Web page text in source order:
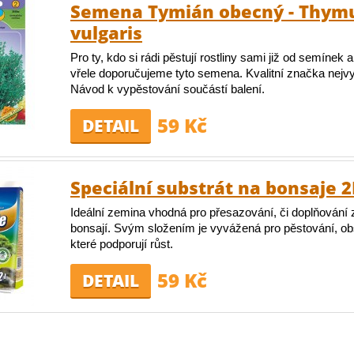
Semena Tymián obecný -
vulgaris
Pro ty, kdo si rádi pěstují rostliny sami již od semínek
vřele doporučujeme tyto semena. Kvalitní značka
Návod k vypěstování součástí balení.
DETAIL 59 Kč
Speciální substrát na bonsaje
Ideální zemina vhodná pro přesazování, či doplňování
bonsají. Svým složením je vyvážená pro pěstování,
které podporují růst.
DETAIL 59 Kč